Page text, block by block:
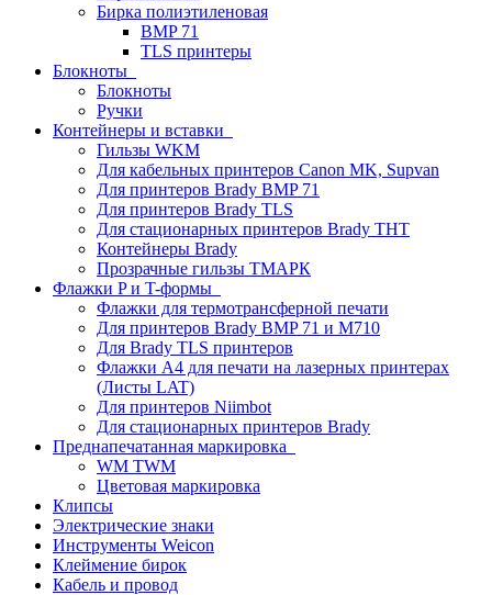
Бирка полиэтиленовая
BMP 71
TLS принтеры
Блокноты
Блокноты
Ручки
Контейнеры и вставки
Гильзы WKM
Для кабельных принтеров Canon MK, Supvan
Для принтеров Brady BMP 71
Для принтеров Brady TLS
Для стационарных принтеров Brady THT
Контейнеры Brady
Прозрачные гильзы ТМАРК
Флажки P и T-формы
Флажки для термотрансферной печати
Для принтеров Brady BMP 71 и M710
Для Brady TLS принтеров
Флажки A4 для печати на лазерных принтерах
(Листы LAT)
Для принтеров Niimbot
Для стационарных принтеров Brady
Преднапечатанная маркировка
WM TWM
Цветовая маркировка
Клипсы
Электрические знаки
Инструменты Weicon
Клеймение бирок
Кабель и провод